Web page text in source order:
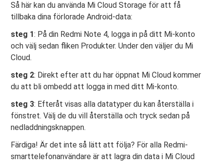
Så här kan du använda Mi Cloud Storage för att få
tillbaka dina förlorade Android-data:
steg 1: På din Redmi Note 4, logga in på ditt Mi-konto
och välj sedan fliken Produkter. Under den väljer du Mi
Cloud.
steg 2: Direkt efter att du har öppnat Mi Cloud kommer
du att bli ombedd att logga in med ditt Mi-konto.
steg 3: Efteråt visas alla datatyper du kan återställa i
fönstret. Välj de du vill återställa och tryck sedan på
nedladdningsknappen.
Färdiga! Är det inte så lätt att följa? För alla Redmi-
smarttelefonanvändare är att lagra din data i Mi Cloud